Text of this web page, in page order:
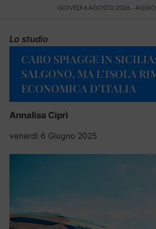
GIOVEDÌ 6 AGOSTO 2026 -
Lo studio
CARO SPIAGGE IN
SALGONO, MA L’ISOLA
ECONOMICA D’ITALIA
Annalisa Ciprì
venerdì 6 Giugno 2025